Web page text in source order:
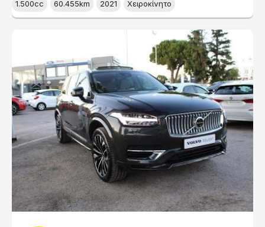
1.500cc 60.455km 2021 Χειροκίνητο